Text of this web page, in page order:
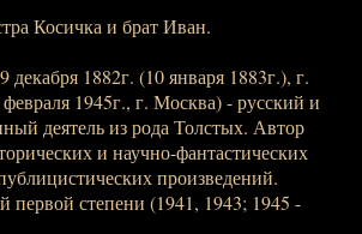
Косичка и брат Иван.
1882г. (10 января 1883г.), г.
1945г., г. Москва) - русский и
деятель из рода Толстых. Автор
и научно-фантастических
произведений.
первой степени (1941, 1943; 1945 -